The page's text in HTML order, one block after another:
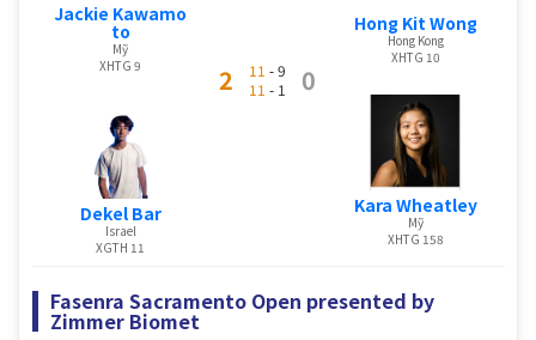
Jackie Kawamo
to
Mỹ
XHTG 9
Dekel Bar
Israel
XGTH 11
2 11 - 9
11 - 1 0
Hong Kit Wong
Hong Kong
XHTG 10
Kara Wheatley
Mỹ
XHTG 158
Fasenra Sacramento Open presented by
Zimmer Biomet